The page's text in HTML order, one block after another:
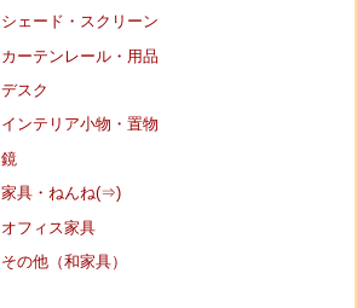
シェード・スクリーン
カーテンレール・用品
デスク
インテリア小物・置物
鏡
家具・ねんね(⇒)
オフィス家具
その他（和家具）